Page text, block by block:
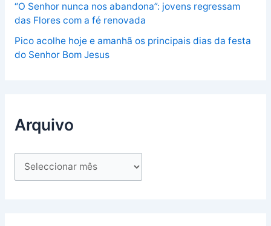
“O Senhor nunca nos abandona”: jovens regressam
das Flores com a fé renovada
Pico acolhe hoje e amanhã os principais dias da festa
do Senhor Bom Jesus
Arquivo